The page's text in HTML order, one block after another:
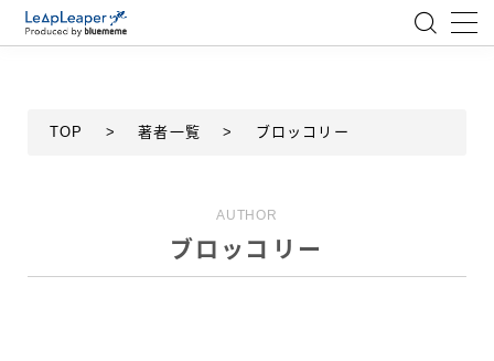
AI
TOP > 著者一覧 > ブロッコリー
AUTHOR
ブロッコリー